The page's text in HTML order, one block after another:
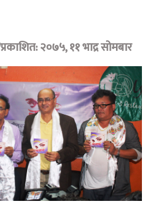
प्रकाशित: २०७५, ११ भाद्र सोमबार